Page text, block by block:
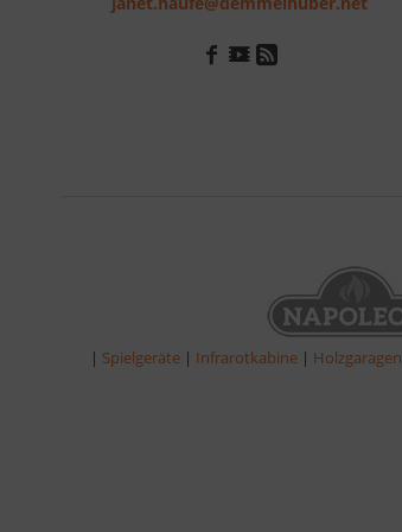
| Spielgeräte | Infrarotkabine | Holzgaragen